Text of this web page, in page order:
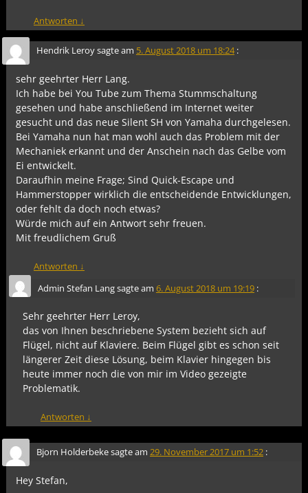
Antworten ↓
Hendrik Leroysagte am 5. August 2018 um 18:24 :
sehr geehrter Herr Lang.
Ich habe bei You Tube zum Thema Stummschaltung
gesehen und habe anschließend im Internet weiter
gesucht und das neue Silent SH von Yamaha durchgelesen.
Bei Yamaha nun hat man wohl auch das Problem mit der
Mechaniek erkannt und der Anschein nach das Gelbe vom
Ei entwickelt.
Daraufhin meine Frage; Sind Quick-Escape und
Hammerstopper wirklich die entscheidende Entwicklungen,
oder fehlt da doch noch etwas?
Würde mich auf ein Antwort sehr freuen.
Mit freudlichem Gruß
Antworten ↓
Admin Stefan Langsagte am 6. August 2018 um 19:19 :
Sehr geehrter Herr Leroy,
das von Ihnen beschriebene System bezieht sich auf
Flügel, nicht auf Klaviere. Beim Flügel gibt es schon seit
längerer Zeit diese Lösung, beim Klavier hingegen bis
heute immer noch die von mir im Video gezeigte
Problematik.
Antworten ↓
Bjorn Holderbekesagte am 29. November 2017 um 1:52 :
Hey Stefan,